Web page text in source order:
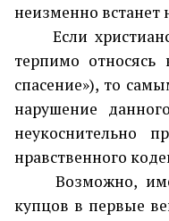
неизменно встанет
Если
терпимо
спасение»), то
нарушение
неукоснительно
нравственного
Возможно,
купцов в первые